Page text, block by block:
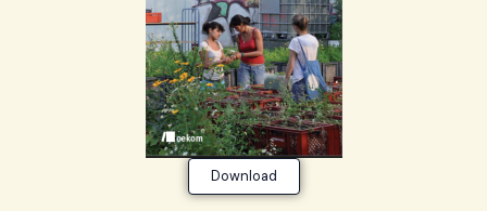
Download